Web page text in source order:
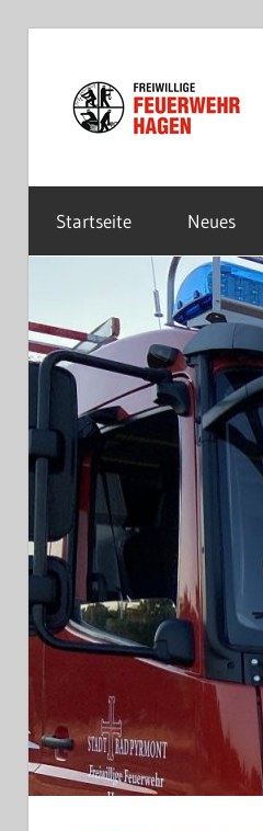
springen
Startseite Neues